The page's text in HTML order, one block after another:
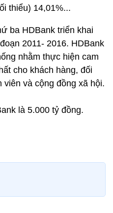
thiểu) 14,01%...
ba HDBank triển khai
2011- 2016. HDBank
nhằm thực hiện cam
cho khách hàng, đối
viên và cộng đồng xã hội.
là 5.000 tỷ đồng.